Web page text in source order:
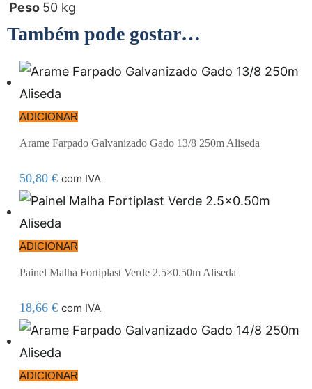
Peso 50 kg
Também pode gostar…
ADICIONAR
Arame Farpado Galvanizado Gado 13/8 250m Aliseda
50,80 € com IVA
ADICIONAR
Painel Malha Fortiplast Verde 2.5×0.50m Aliseda
18,66 € com IVA
ADICIONAR